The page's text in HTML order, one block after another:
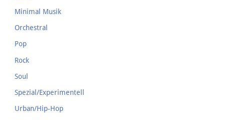
Minimal Musik
Orchestral
Pop
Rock
Soul
Spezial/Experimentell
Urban/Hip-Hop